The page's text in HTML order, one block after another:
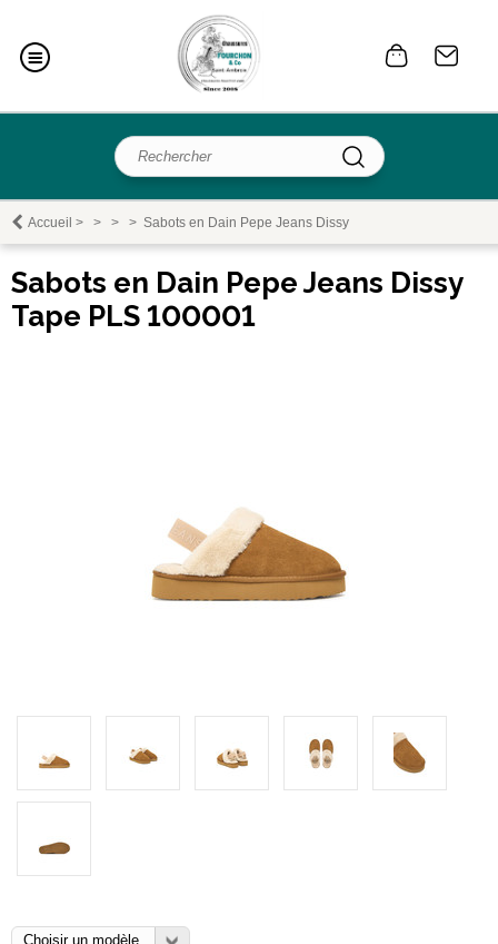
Accueil > > > > Sabots en Dain Pepe Jeans Dissy
Sabots en Dain Pepe Jeans Dissy
Tape PLS 100001